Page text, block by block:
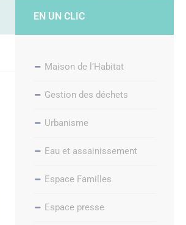
EN UN CLIC
Maison de l’Habitat
Gestion des déchets
Urbanisme
Eau et assainissement
Espace Familles
Espace presse